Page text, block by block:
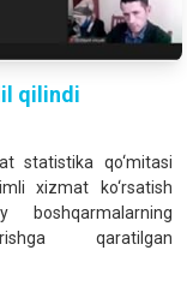
qilindi
statistika qo‘mitasi
xizmat ko‘rsatish
boshqarmalarning
qaratilgan